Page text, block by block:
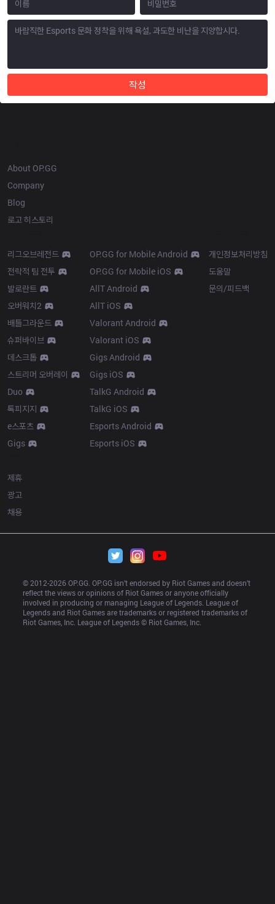
작성
About OP.GG
Company
Blog
로고 히스토리
리그오브레전드
전략적 팀 전투
발로란트
오버워치2
배틀그라운드
슈퍼바이브
데스크톱
스트리머 오버레이
Duo
톡피지지
e스포츠
Gigs
OP.GG for Mobile Android
OP.GG for Mobile iOS
AllT Android
AllT iOS
Valorant Android
Valorant iOS
Gigs Android
Gigs iOS
TalkG Android
TalkG iOS
Esports Android
Esports iOS
개인정보처리방침
도움말
문의/피드백
제휴
광고
채용
© 2012-2026 OP.GG. OP.GG isn’t endorsed by Riot Games and doesn’t
reflect the views or opinions of Riot Games or anyone officially
involved in producing or managing League of Legends. League of
Legends and Riot Games are trademarks or registered trademarks of
Riot Games, Inc. League of Legends © Riot Games, Inc.